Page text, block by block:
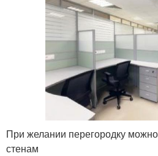
При желании перегородку
стенам